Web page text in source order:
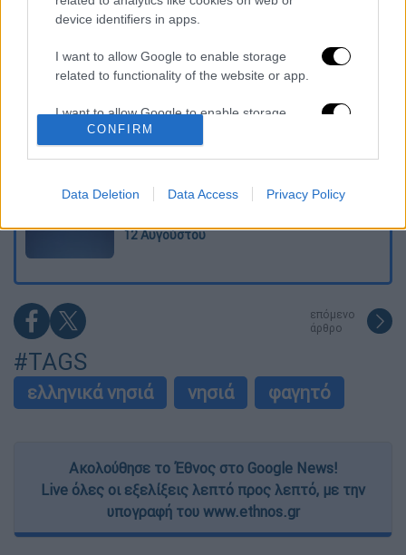
device identifiers in apps.
I want to allow Google to enable storage
related to functionality of the website or app.
I want to allow Google to enable storage
related to personalization.
related to security, including authentication
functionality and fraud prevention, and other
user protection.
CONFIRM
Data Deletion Data Access Privacy Policy
Πανικός στους δρόμους
Πέθανε σε ηλικία 87 ετών ο σπουδαίος
συγγραφέας και φιλόσοφος, Στέλιος
«Ο πνιγμός είναι αθόρυβος»:
Ναυαγοσώστης εξηγεί πώς σε ελάχιστα
δευτερόλεπτα ένα παιδί μπορεί να
«βάρδια» του
Περσείδες και ολική έκλειψη Ηλίου: Δύο
12 Αυγούστου
επόμενο
άρθρο
#TAGS
ελληνικά νησιά νησιά φαγητό
Ακολούθησε το Έθνος στο Google News!
Live όλες οι εξελίξεις λεπτό προς λεπτό, με την
υπογραφή του www.ethnos.gr